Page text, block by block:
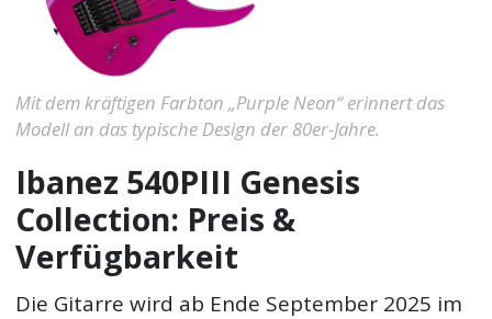
Mit dem kräftigen Farbton „Purple Neon“ erinnert das
Modell an das typische Design der 80er-Jahre.
Ibanez 540PIII Genesis
Collection: Preis &
Verfügbarkeit
Die Gitarre wird ab Ende September 2025 im